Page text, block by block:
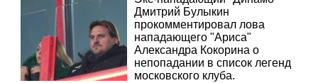
Дмитрий Булыкин
прокомментировал лова
нападающего "Ариса"
Александра Кокорина о
непопадании в список легенд
московского клуба.